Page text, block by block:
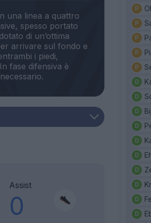
una linea a quattro
spesso portato
di un’ottima
arrivare sul fondo e
i piedi,
fase difensiva è
Assist
0